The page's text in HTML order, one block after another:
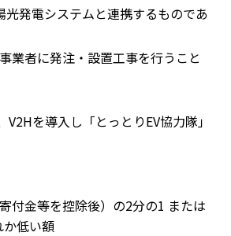
光発電システムと連携するものであ
業者に発注・設置工事を行うこと
を導入し「とっとりEV協力隊」
付金等を控除後）の2分の1 または
か低い額